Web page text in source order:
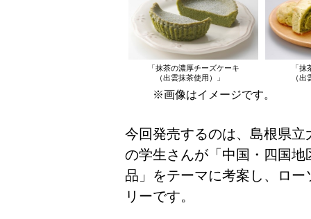
「抹茶の濃厚チーズケーキ
（出雲抹茶使用）」
「
（
※画像はイメージです。
今回発売するのは、島根県
の学生さんが「中国・四国
品」をテーマに考案し、ロ
リーです。